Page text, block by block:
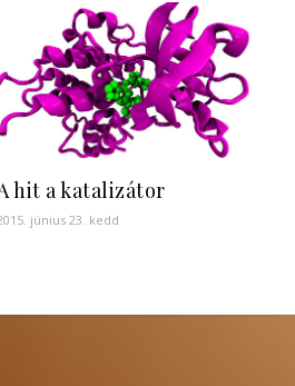
hit a katalizátor
június 23. kedd